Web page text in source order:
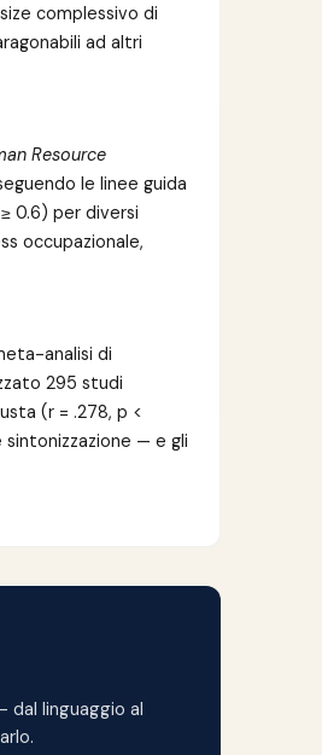
complessivo di
ad altri
Resource
le linee guida
0.6) per diversi
occupazionale,
analisi di
295 studi
(r = .278, p <
— e gli
dal linguaggio al